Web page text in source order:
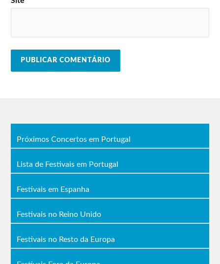
Próximos Concertos em Portugal
Lista de Festivais em Portugal
Festivais em Espanha
Festivais no Reino Unido
Festivais no Resto da Europa